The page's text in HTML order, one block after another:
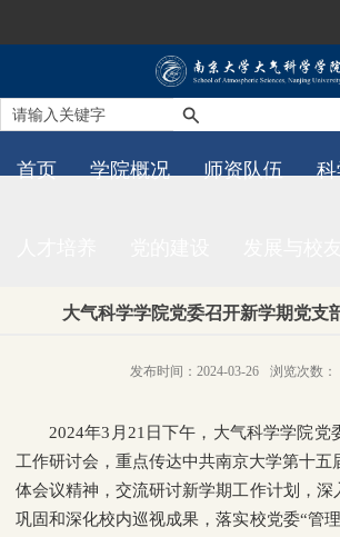
首页 学院概况 师资队伍
大气科学学院党委召开新学期党支
发布时间：2024-03-26 浏览次数：
2024年3月21日下午，大气科学学院党
工作研讨会，重点传达中共南京大学第十五
体会议精神，交流研讨新学期工作计划，深
巩固和深化校内巡视成果，落实校党委“管